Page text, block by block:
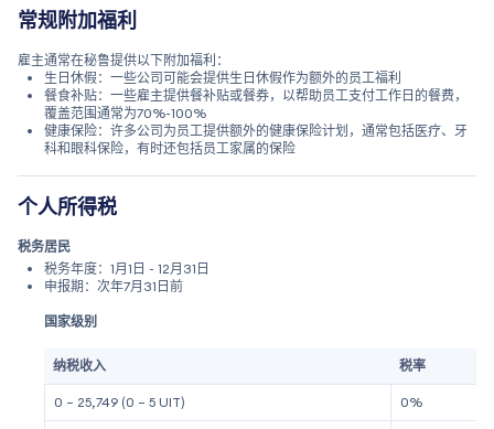
常规附加福利
雇主通常在秘鲁提供以下附加福利：
生日休假：一些公司可能会提供生日休假作为额外的员工福利
餐食补贴：一些雇主提供餐补贴或餐券，以帮助员工支付工作日的餐费，
覆盖范围通常为70%-100%
健康保险：许多公司为员工提供额外的健康保险计划，通常包括医疗、牙
科和眼科保险，有时还包括员工家属的保险
个人所得税
税务居民
税务年度：1月1日 - 12月31日
申报期：次年7月31日前
国家级别
纳税收入 税率
0 – 25,749 (0 – 5 UIT) 0%